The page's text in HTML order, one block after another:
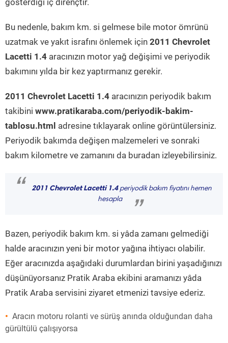
gösterdiği iç dirençtir.
Bu nedenle, bakım km. si gelmese bile motor ömrünü
uzatmak ve yakıt israfını önlemek için 2011 Chevrolet
Lacetti 1.4 aracınızın motor yağ değişimi ve periyodik
bakımını yılda bir kez yaptırmanız gerekir.
2011 Chevrolet Lacetti 1.4 aracınızın periyodik bakım
takibini www.pratikaraba.com/periyodik-bakim-
tablosu.html adresine tıklayarak online görüntülersiniz.
Periyodik bakımda değişen malzemeleri ve sonraki
bakım kilometre ve zamanını da buradan izleyebilirsiniz.
“ 2011 Chevrolet Lacetti 1.4periyodik bakım fiyatını hemen
hesapla
”
Bazen, periyodik bakım km. si yâda zamanı gelmediği
halde aracınızın yeni bir motor yağına ihtiyacı olabilir.
Eğer aracınızda aşağıdaki durumlardan birini yaşadığınızı
düşünüyorsanız Pratik Araba ekibini aramanızı yâda
Pratik Araba servisini ziyaret etmenizi tavsiye ederiz.
Aracın motoru rolanti ve sürüş anında olduğundan daha
gürültülü çalışıyorsa